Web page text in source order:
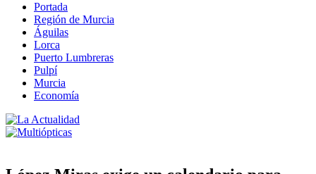
Portada
Región de Murcia
Águilas
Lorca
Puerto Lumbreras
Pulpí
Murcia
Economía